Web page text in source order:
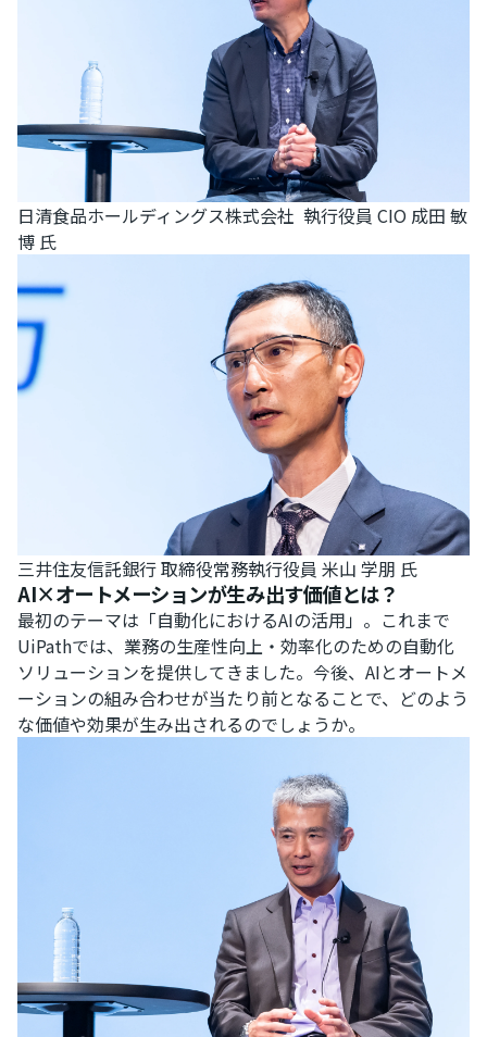
日清食品ホールディングス株式会社 執行役員 CIO 成田 敏
博 氏
三井住友信託銀行 取締役常務執行役員 米山 学朋 氏
AI×オートメーションが生み出す価値とは？
最初のテーマは「自動化におけるAIの活用」。これまで
UiPathでは、業務の生産性向上・効率化のための自動化
ソリューションを提供してきました。今後、AIとオートメ
ーションの組み合わせが当たり前となることで、どのよう
な価値や効果が生み出されるのでしょうか。